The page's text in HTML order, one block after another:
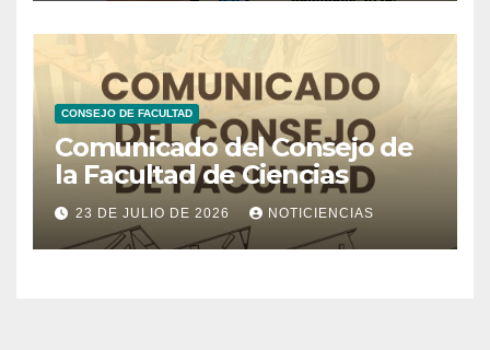
CONSEJO DE FACULTAD
Comunicado del Consejo de
la Facultad de Ciencias
23 DE JULIO DE 2026 NOTICIENCIAS